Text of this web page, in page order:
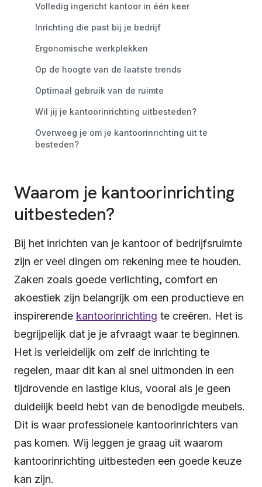
Volledig ingericht kantoor in één keer
Inrichting die past bij je bedrijf
Ergonomische werkplekken
Op de hoogte van de laatste trends
Optimaal gebruik van de ruimte
Wil jij je kantoorinrichting uitbesteden?
Overweeg je om je kantoorinrichting uit te
besteden?
Waarom je kantoorinrichting
uitbesteden?
Bij het inrichten van je kantoor of bedrijfsruimte
zijn er veel dingen om rekening mee te houden.
Zaken zoals goede verlichting, comfort en
akoestiek zijn belangrijk om een productieve en
inspirerende kantoorinrichting te creëren. Het is
begrijpelijk dat je je afvraagt waar te beginnen.
Het is verleidelijk om zelf de inrichting te
regelen, maar dit kan al snel uitmonden in een
tijdrovende en lastige klus, vooral als je geen
duidelijk beeld hebt van de benodigde meubels.
Dit is waar professionele kantoorinrichters van
pas komen. Wij leggen je graag uit waarom
kantoorinrichting uitbesteden een goede keuze
kan zijn.